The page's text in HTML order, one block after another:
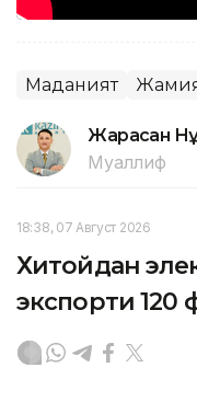
Маданият
Жарасқан
Муаллиф
18:38, 07 Август 2026
Хитойдан
экспорти 120